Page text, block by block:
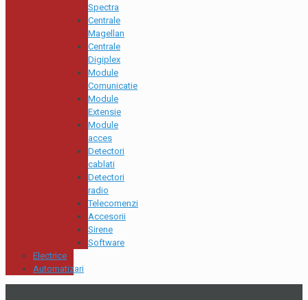
Spectra
Centrale
Magellan
Centrale
Digiplex
Module
Comunicatie
Module
Extensie
Module
acces
Detectori
cablati
Detectori
radio
Telecomenzi
Accesorii
Sirene
Software
Electrice
Automatizari